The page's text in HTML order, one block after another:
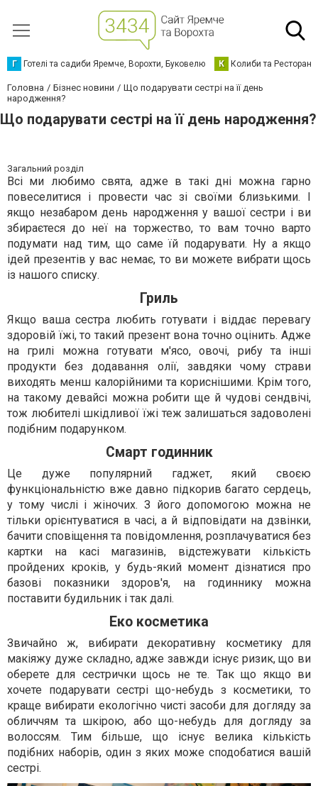
Г Готелі та садиби Яремче, Ворохти, Буковелю К Колиби та Ресторани
Головна Бізнес новини
Що подарувати сестрі на її день
народження?
Що подарувати сестрі на її день народження?
Загальний розділ
Всі ми любимо свята, адже в такі дні можна гарно
повеселитися і провести час зі своїми близькими. І
якщо незабаром день народження у вашої сестри і ви
збираєтеся до неї на торжество, то вам точно варто
подумати над тим, що саме їй подарувати. Ну а якщо
ідей презентів у вас немає, то ви можете вибрати щось
із нашого списку.
Гриль
Якщо ваша сестра любить готувати і віддає перевагу
здоровій їжі, то такий презент вона точно оцінить. Адже
на грилі можна готувати м'ясо, овочі, рибу та інші
продукти без додавання олії, завдяки чому страви
виходять менш калорійними та кориснішими. Крім того,
на такому девайсі можна робити ще й чудові сендвічі,
тож любителі шкідливої ​​їжі теж залишаться задоволені
подібним подарунком.
Смарт годинник
Це дуже популярний гаджет, який своєю
функціональністю вже давно підкорив багато сердець,
у тому числі і жіночих. З його допомогою можна не
тільки орієнтуватися в часі, а й відповідати на дзвінки,
бачити сповіщення та повідомлення, розплачуватися без
картки на касі магазинів, відстежувати кількість
пройдених кроків, у будь-який момент дізнатися про
базові показники здоров'я, на годиннику можна
поставити будильник і так далі.
Еко косметика
Звичайно ж, вибирати декоративну косметику для
макіяжу дуже складно, адже завжди існує ризик, що ви
оберете для сестрички щось не те. Так що якщо ви
хочете подарувати сестрі що-небудь з косметики, то
краще вибирати екологічно чисті засоби для догляду за
обличчям та шкірою, або що-небудь для догляду за
волоссям. Тим більше, що існує велика кількість
подібних наборів, один з яких може сподобатися вашій
сестрі.